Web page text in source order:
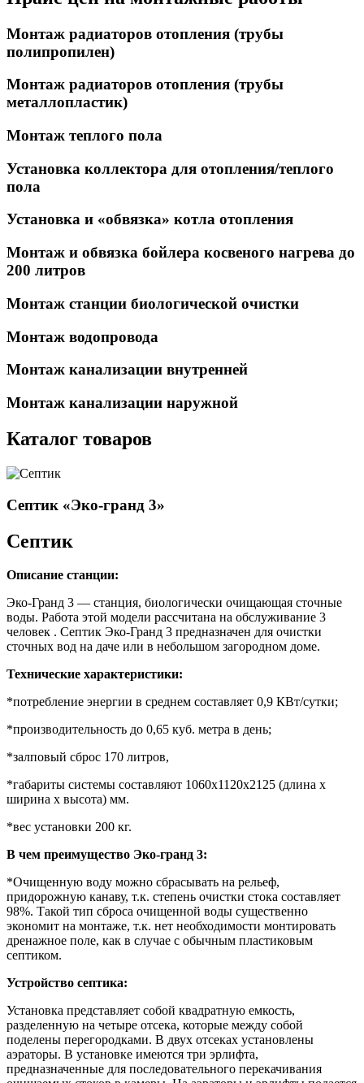
Монтаж радиаторов отопления (трубы
полипропилен)
Монтаж радиаторов отопления (трубы
металлопластик)
Монтаж теплого пола
Установка коллектора для отопления/теплого
пола
Установка и «обвязка» котла отопления
Монтаж и обвязка бойлера косвеного нагрева до
200 литров
Монтаж станции биологической очистки
Монтаж водопровода
Монтаж канализации внутренней
Монтаж канализации наружной
Каталог товаров
Септик «Эко-гранд 3»
Септик
Описание станции:
Эко-Гранд 3 — станция, биологически очищающая сточные
воды. Работа этой модели рассчитана на обслуживание 3
человек . Септик Эко-Гранд 3 предназначен для очистки
сточных вод на даче или в небольшом загородном доме.
Технические характеристики:
*потребление энергии в среднем составляет 0,9 КВт/сутки;
*производительность до 0,65 куб. метра в день;
*залповый сброс 170 литров,
*габариты системы составляют 1060х1120х2125 (длина х
ширина х высота) мм.
*вес установки 200 кг.
В чем преимущество Эко-гранд 3:
*Очищенную воду можно сбрасывать на рельеф,
придорожную канаву, т.к. степень очистки стока составляет
98%. Такой тип сброса очищенной воды существенно
экономит на монтаже, т.к. нет необходимости монтировать
дренажное поле, как в случае с обычным пластиковым
септиком.
Устройство септика:
Установка представляет собой квадратную емкость,
разделенную на четыре отсека, которые между собой
поделены перегородками. В двух отсеках установлены
аэраторы. В установке имеются три эрлифта,
предназначенные для последовательного перекачивания